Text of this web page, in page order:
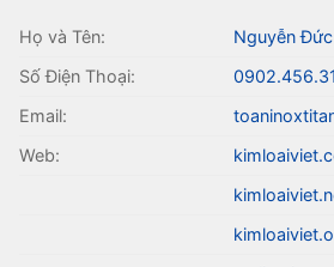
Họ và Tên:
Nguyễn
Số Điện Thoại:
Email:
Web: